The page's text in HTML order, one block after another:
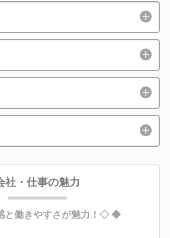
社・仕事の魅力
働きやすさが魅力！◇ ◆